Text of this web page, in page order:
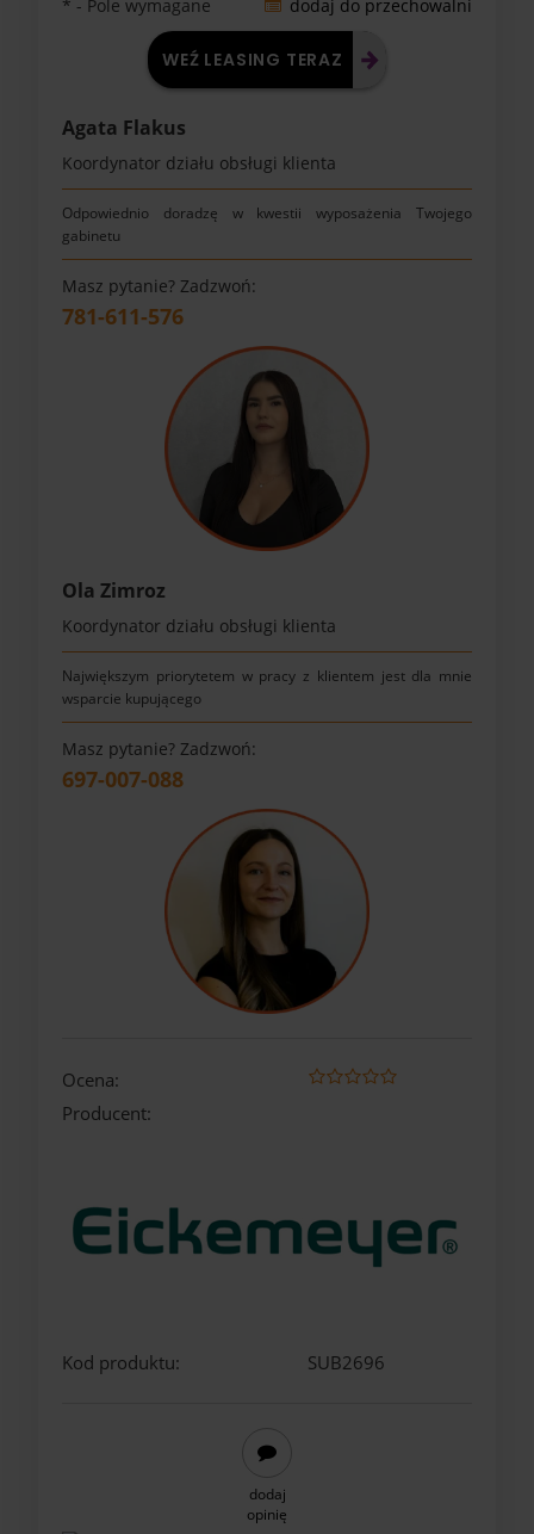
dodaj do przechowalni
* - Pole wymagane
WEŹ LEASING TERAZ
Agata Flakus
Koordynator działu obsługi klienta
Odpowiednio doradzę w kwestii wyposażenia Twojego
gabinetu
Masz pytanie? Zadzwoń:
781-611-576
Ola Zimroz
Koordynator działu obsługi klienta
Największym priorytetem w pracy z klientem jest dla mnie
wsparcie kupującego
Masz pytanie? Zadzwoń:
697-007-088
Ocena:
Producent:
Kod produktu: SUB2696
dodaj
opinię